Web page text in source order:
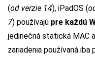
(od verzie 14), iPadOS (
7) používajú pre každú
jedinečná statická MAC
zariadenia používaná iba